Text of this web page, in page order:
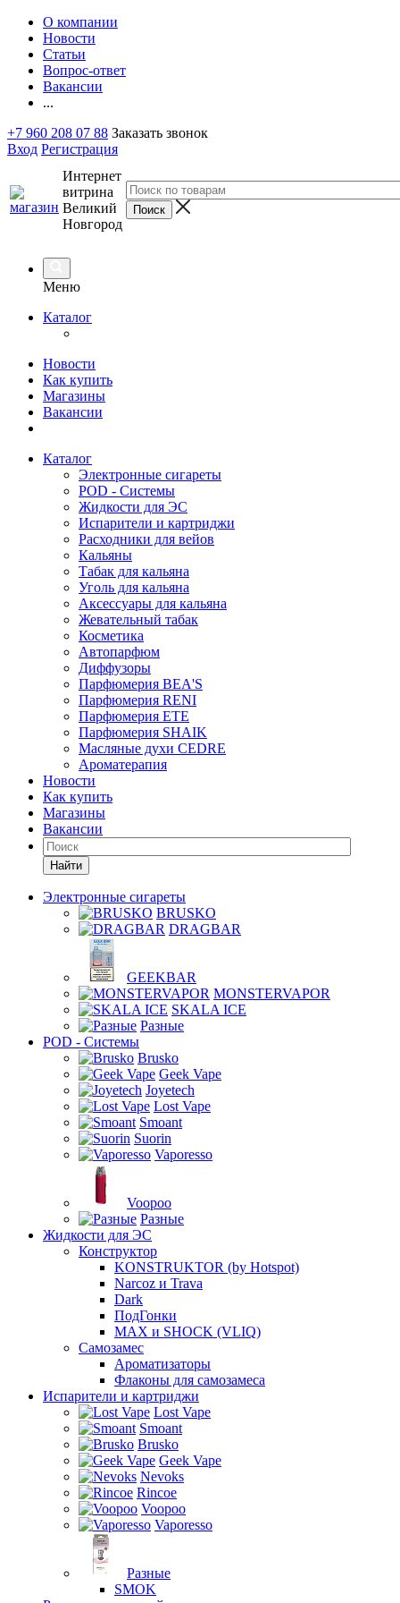
О компании
Новости
Статьи
Вопрос-ответ
Вакансии
...
+7 960 208 07 88 Заказать звонок
Вход Регистрация
Интернет
витрина
Великий
Новгород
Меню
Каталог
Новости
Как купить
Магазины
Вакансии
Каталог
Электронные сигареты
POD - Системы
Жидкости для ЭС
Испарители и картриджи
Расходники для вейов
Кальяны
Табак для кальяна
Уголь для кальяна
Аксессуары для кальяна
Жевательный табак
Косметика
Автопарфюм
Диффузоры
Парфюмерия BEA'S
Парфюмерия RENI
Парфюмерия ETE
Парфюмерия SHAIK
Масляные духи CEDRE
Ароматерапия
Новости
Как купить
Магазины
Вакансии
Найти
Электронные сигареты
BRUSKO
DRAGBAR
GEEKBAR
MONSTERVAPOR
SKALA ICE
Разные
POD - Системы
Brusko
Geek Vape
Joyetech
Lost Vape
Smoant
Suorin
Vaporesso
Voopoo
Разные
Жидкости для ЭС
Конструктор
KONSTRUKTOR (by Hotspot)
Narcoz и Trava
Dark
ПодГонки
MAX и SHOCK (VLIQ)
Самозамес
Ароматизаторы
Флаконы для самозамеса
Испарители и картриджи
Lost Vape
Smoant
Brusko
Geek Vape
Nevoks
Rincoe
Voopoo
Vaporesso
Разные
SMOK